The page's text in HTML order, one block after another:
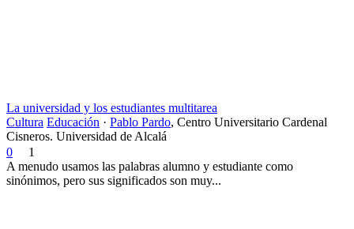
La universidad y los estudiantes multitarea
Cultura Educación · Pablo Pardo, Centro Universitario Cardenal
Cisneros. Universidad de Alcalá
0
1
A menudo usamos las palabras alumno y estudiante como
sinónimos, pero sus significados son muy...